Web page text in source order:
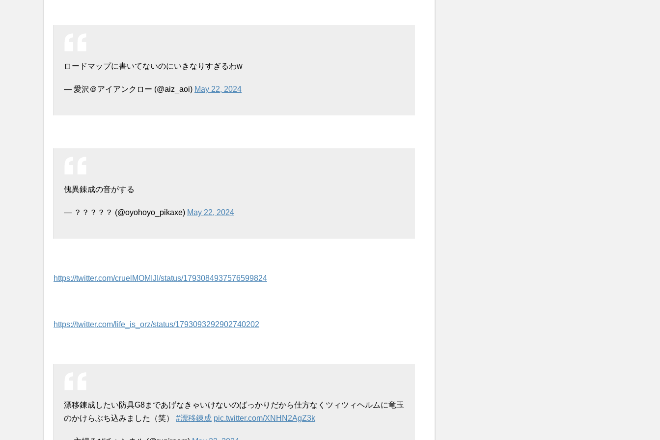
ロードマップに書いてないのにいきなりすぎるわw
— 愛沢＠アイアンクロー (@aiz_aoi) May 22, 2024
傀異錬成の音がする
— ？？？？？ (@oyohoyo_pikaxe) May 22, 2024
https://twitter.com/cruelMOMIJI/status/1793084937576599824
https://twitter.com/life_is_orz/status/1793093292902740202
漂移錬成したい防具G8まであげなきゃいけないのばっかりだから仕方なくツィツィヘルムに竜玉
のかけらぶち込みました（笑） #漂移錬成 pic.twitter.com/XNHN2AgZ3k